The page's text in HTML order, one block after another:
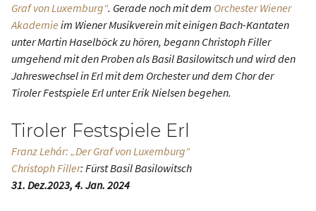
Graf von Luxemburg“. Gerade noch mit dem Orchester Wiener
Akademie im Wiener Musikverein mit einigen Bach-Kantaten
unter Martin Haselböck zu hören, begann Christoph Filler
umgehend mit den Proben als Basil Basilowitsch und wird den
Jahreswechsel in Erl mit dem Orchester und dem Chor der
Tiroler Festspiele Erl unter Erik Nielsen begehen.
Tiroler Festspiele Erl
Franz Lehár: „Der Graf von Luxemburg“
Christoph Filler: Fürst Basil Basilowitsch
31. Dez.2023, 4. Jan. 2024